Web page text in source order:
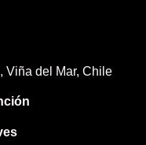
Viña del Mar, Chile